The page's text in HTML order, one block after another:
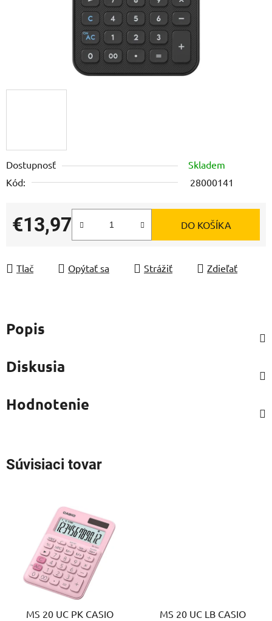
Dostupnosť
Skladem
Kód:
28000141
€13,97
Jednotková cena:
DO KOŠÍKA
Tlač Opýtať sa Strážiť Zdieľať
Popis
Diskusia
Hodnotenie
Súvisiaci tovar
MS 20 UC PK CASIO MS 20 UC LB CASIO